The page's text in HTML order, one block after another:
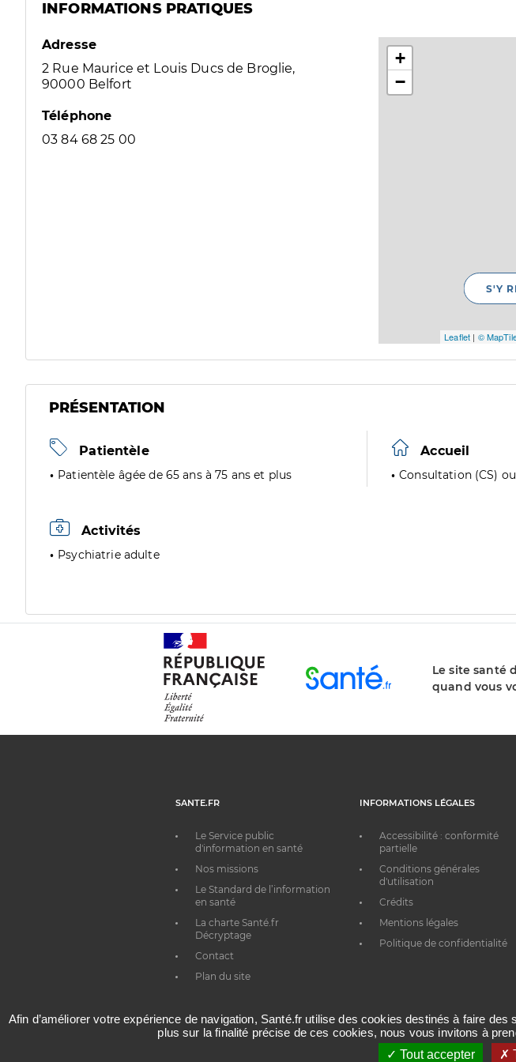
INFORMATIONS PRATIQUES
Adresse
2 Rue Maurice et Louis Ducs de Broglie,
90000 Belfort
Téléphone
03 84 68 25 00
+
−
Leaflet | ©
S'Y
PRÉSENTATION
Patientèle
Patientèle âgée de 65 ans à 75 ans et plus
Accueil
Consultation (CS)
Activités
Psychiatrie adulte
Le site santé
quand vous
SANTE.FR
Le Service public
d'information en santé
Nos missions
Le Standard de l’information
en santé
La charte Santé.fr
Décryptage
Contact
Plan du site
INFORMATIONS LÉGALES
Accessibilité : conformité
partielle
Conditions générales
d'utilisation
Crédits
Mentions légales
Politique de confidentialité
Afin d’améliorer votre expérience de navigation, Santé.fr utilise des cookies destinés à faire
plus sur la finalité précise de ces cookies, nous vous invitons à
Tout accepter